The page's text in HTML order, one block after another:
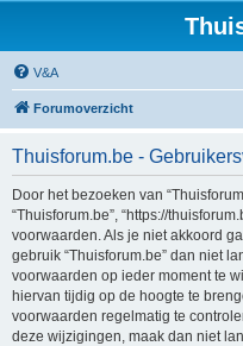
V&A
Forumoverzicht
Thuisforum.be -
Door het bezoeken van
“Thuisforum.be”, “https://
voorwaarden. Als je niet akkoord
gebruik “Thuisforum.be” dan niet
voorwaarden op ieder moment te
hiervan tijdig op de hoogte te
voorwaarden regelmatig te
deze wijzigingen, maak dan niet